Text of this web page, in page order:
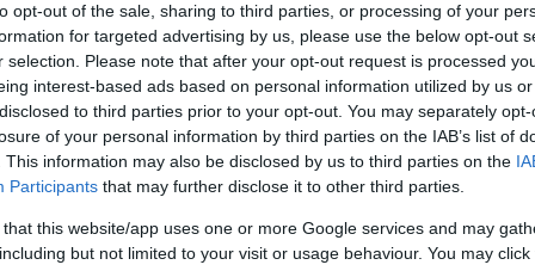
opt-out of the sale, sharing to third parties, or processing of your
for targeted advertising by us, please use the below opt-out
selection. Please note that after your opt-out request is processed
interest-based ads based on personal information utilized by us
to third parties prior to your opt-out. You may separately
of your personal information by third parties on the IAB’s list of
This information may also be disclosed by us to third parties on the
Participants that may further disclose it to other third parties.
that this website/app uses one or more Google services and may
but not limited to your visit or usage behaviour. You may
i linjerna än förr. Designen är rak och
i och ur. Barn i baksätet ser ut genom de låga
har också bättre överblick.
kupé ser vid första anblick visserligen ut ungefär
lyft på varje punkt. Småsaker som det
eller den taktila upplevelsen av spakar och
braskar har Golfs interiör blivit väldigt